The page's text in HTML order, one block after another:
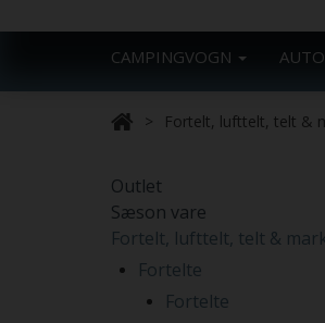
CAMPINGVOGN
Fortelt, lufttelt, telt &
Outlet
Sæson vare
Fortelt, lufttelt, telt &
Fortelte
Fortelte